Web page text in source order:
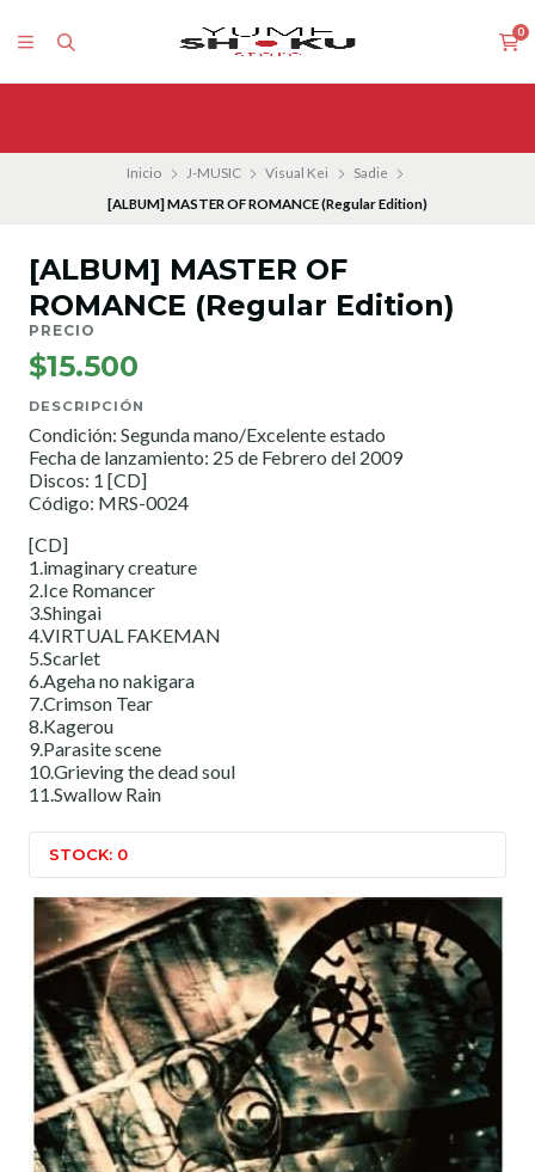
0
Inicio J-MUSIC Visual Kei
Sadie
[ALBUM] MASTER OF ROMANCE (Regular Edition)
[ALBUM] MASTER OF
ROMANCE (Regular Edition)
PRECIO
$15.500
DESCRIPCIÓN
Condición: Segunda mano/Excelente estado
Fecha de lanzamiento: 25 de Febrero del 2009
Discos: 1 [CD]
Código: MRS-0024
[CD]
1.imaginary creature
2.Ice Romancer
3.Shingai
4.VIRTUAL FAKEMAN
5.Scarlet
6.Ageha no nakigara
7.Crimson Tear
8.Kagerou
9.Parasite scene
10.Grieving the dead soul
11.Swallow Rain
STOCK: 0